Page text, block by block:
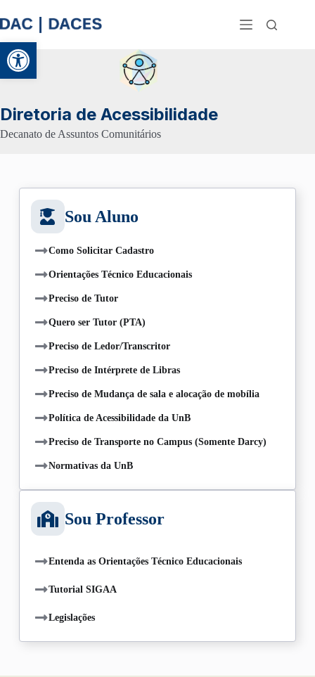
Abrir a barra de ferramentas
Diretoria de Acessibilidade
Decanato de Assuntos Comunitários
Sou Aluno
Como Solicitar Cadastro
Orientações Técnico Educacionais
Preciso de Tutor
Quero ser Tutor (PTA)
Preciso de Ledor/Transcritor
Preciso de Intérprete de Libras
Preciso de Mudança de sala e alocação de mobília
Política de Acessibilidade da UnB
Preciso de Transporte no Campus (Somente Darcy)
Normativas da UnB
Sou Professor
Entenda as Orientações Técnico Educacionais
Tutorial SIGAA
Legislações